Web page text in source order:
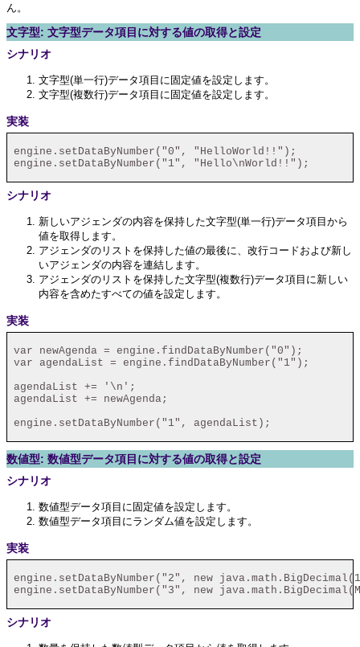
ん。
文字型: 文字型データ項目に対する値の取得と設定
シナリオ
文字型(単一行)データ項目に固定値を設定します。
文字型(複数行)データ項目に固定値を設定します。
実装
engine.setDataByNumber("0", "HelloWorld!!");
engine.setDataByNumber("1", "Hello\nWorld!!");
シナリオ
新しいアジェンダの内容を保持した文字型(単一行)データ項目から
値を取得します。
アジェンダのリストを保持した値の最後に、改行コードおよび新し
いアジェンダの内容を連結します。
アジェンダのリストを保持した文字型(複数行)データ項目に新しい
内容を含めたすべての値を設定します。
実装
var newAgenda = engine.findDataByNumber("0");
var agendaList = engine.findDataByNumber("1");
agendaList += '\n';
agendaList += newAgenda;
engine.setDataByNumber("1", agendaList);
数値型: 数値型データ項目に対する値の取得と設定
シナリオ
数値型データ項目に固定値を設定します。
数値型データ項目にランダム値を設定します。
実装
engine.setDataByNumber("2", new
engine.setDataByNumber("3", new
シナリオ